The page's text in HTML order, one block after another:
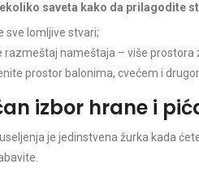
saveta kako da prilagodite
sve lomljive stvari;
razmeštaj nameštaja – više prostora
prostor balonima, cvećem i
izbor hrane i
je jedinstvena žurka kada